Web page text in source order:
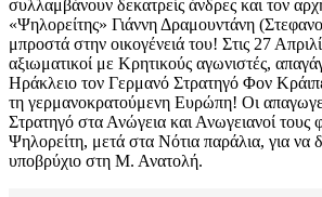
συλλαμβάνουν δεκατρείς άνδρες και τον
«Ψηλορείτης» Γιάννη Δραμουντάνη
μπροστά στην οικογένειά του! Στις 27
αξιωματικοί με Κρητικούς αγωνιστές,
Ηράκλειο τον Γερμανό Στρατηγό Φον
τη γερμανοκρατούμενη Ευρώπη! Οι
Στρατηγό στα Ανώγεια και Ανωγειανοί τους
Ψηλορείτη, μετά στα Νότια παράλια, για να
υποβρύχιο στη Μ. Ανατολή.